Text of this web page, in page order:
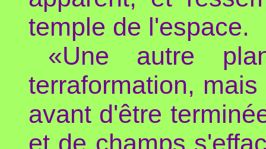
temple de l'espace.
«Une autre
terraformation,
avant d'être
et de champs